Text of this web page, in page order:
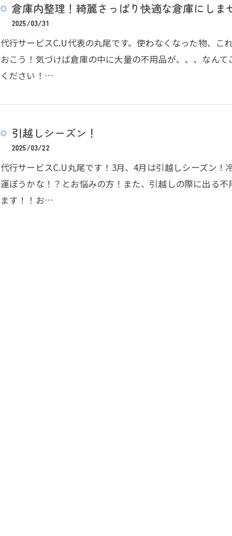
倉庫内整理！綺麗さっぱり快適な倉庫にしま
2025/03/31
代行サービスC.U代表の丸尾です。使わなくなった物、こ
おこう！気づけば倉庫の中に大量の不用品が、、、なん
ください！…
引越しシーズン！
2025/03/22
代行サービスC.U丸尾です！3月、4月は引越しシーズン！
運ぼうかな！？とお悩みの方！また、引越しの際に出る
ます！！お…